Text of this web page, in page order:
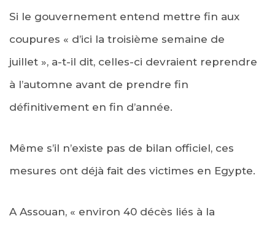
Si le gouvernement entend mettre fin aux
coupures « d’ici la troisième semaine de
juillet », a-t-il dit, celles-ci devraient reprendre
à l’automne avant de prendre fin
définitivement en fin d’année.
Même s’il n’existe pas de bilan officiel, ces
mesures ont déjà fait des victimes en Egypte.
A Assouan, « environ 40 décès liés à la